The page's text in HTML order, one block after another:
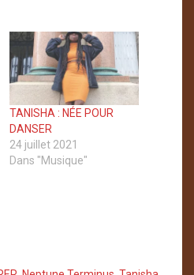
TANISHA : NÉE POUR
DANSER
24 juillet 2021
Dans "Musique"